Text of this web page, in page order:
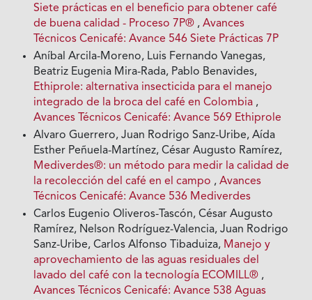
Siete prácticas en el beneficio para obtener café
de buena calidad - Proceso 7P® ,Avances
Técnicos Cenicafé: Avance 546 Siete Prácticas 7P
Aníbal Arcila-Moreno, Luis Fernando Vanegas,
Beatriz Eugenia Mira-Rada, Pablo Benavides,
Ethiprole: alternativa insecticida para el manejo
integrado de la broca del café en Colombia ,
Avances Técnicos Cenicafé: Avance 569 Ethiprole
Alvaro Guerrero, Juan Rodrigo Sanz-Uribe, Aída
Esther Peñuela-Martínez, César Augusto Ramírez,
Mediverdes®: un método para medir la calidad de
la recolección del café en el campo ,Avances
Técnicos Cenicafé: Avance 536 Mediverdes
Carlos Eugenio Oliveros-Tascón, César Augusto
Ramírez, Nelson Rodríguez-Valencia, Juan Rodrigo
Sanz-Uribe, Carlos Alfonso Tibaduiza, Manejo y
aprovechamiento de las aguas residuales del
lavado del café con la tecnología ECOMILL® ,
Avances Técnicos Cenicafé: Avance 538 Aguas